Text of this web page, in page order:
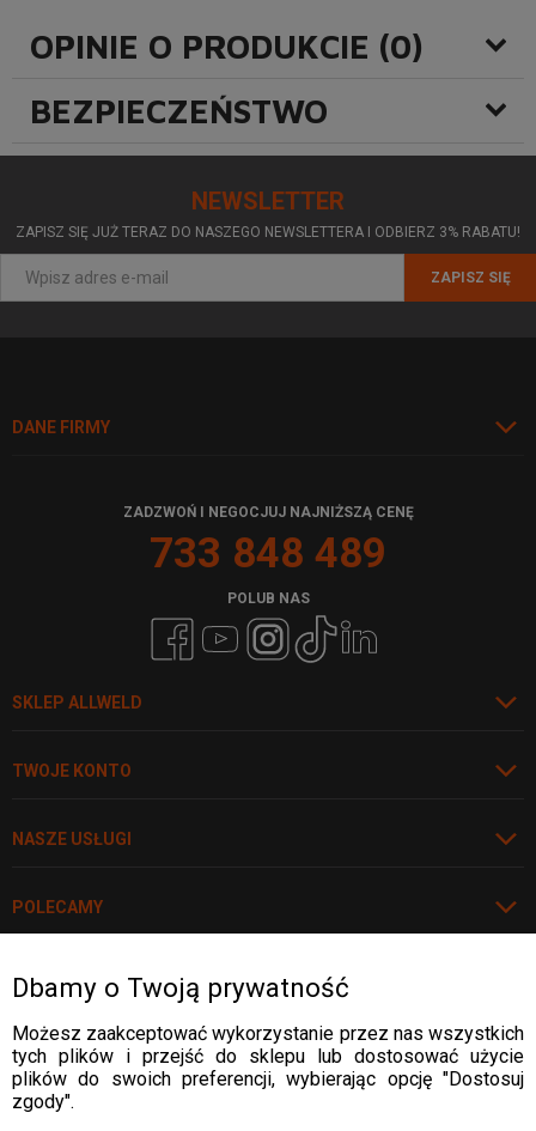
OPINIE O PRODUKCIE (0)
BEZPIECZEŃSTWO
NEWSLETTER
ZAPISZ SIĘ JUŻ TERAZ DO NASZEGO NEWSLETTERA I ODBIERZ 3% RABATU!
ZAPISZ SIĘ
DANE FIRMY
SKLEP ALLWELD
TWOJE KONTO
NASZE USŁUGI
POLECAMY
ZADZWOŃ I NEGOCJUJ NAJNIŻSZĄ CENĘ
733 848 489
POLUB NAS
WARTO WIEDZIEĆ
WARTO WIEDZIEĆ
Rozwiń
DOSTAWA:
Dbamy o Twoją prywatność
Możesz zaakceptować wykorzystanie przez nas wszystkich
tych plików i przejść do sklepu lub dostosować użycie
plików do swoich preferencji, wybierając opcję "Dostosuj
zgody".